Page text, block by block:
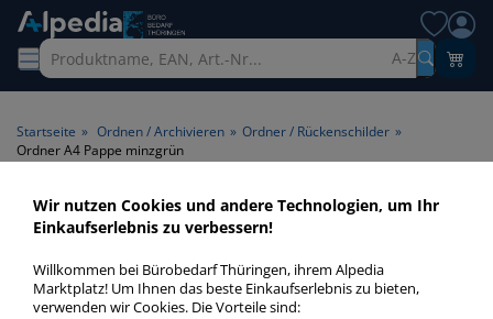
A-Z
Startseite » Ordnen / Archivieren » Ordner / Rückenschilder »
Ordner A4 Pappe minzgrün
Ordner A4 Pappe minzgrün >
Farbe minzgrün
Ordner A4 Pappe minzgrün in bester Qualität zum günstigen
Wir nutzen Cookies und andere Technologien, um Ihr
Einkaufserlebnis zu verbessern!
Willkommen bei Bürobedarf Thüringen, ihrem Alpedia
Marktplatz! Um Ihnen das beste Einkaufserlebnis zu bieten,
verwenden wir Cookies. Die Vorteile sind: